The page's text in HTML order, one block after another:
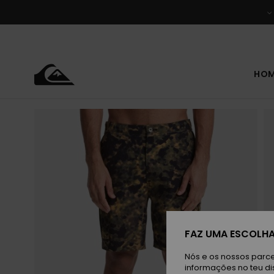
do
FAZ UMA
Nós e os nossos
informações no teu